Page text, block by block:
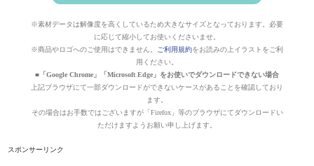
※素材データは解像度を高くしているため大きなサイズとなっております。必要
に応じて縮小してお使いくださいませ。
※商品やロゴへのご使用はできません。
ご利用規約をお読みの上イラストをご利
用ください。
■「Google Chrome」「Microsoft Edge」をお使いでダウンロードできない場合
上記ブラウザにて一部ダウンロードができないケースがあることを確認しており
ます。
その場合はお手数ではございますが「Firefox」等のブラウザにてダウンロードい
ただけますようお願い申し上げます。
スポンサーリンク